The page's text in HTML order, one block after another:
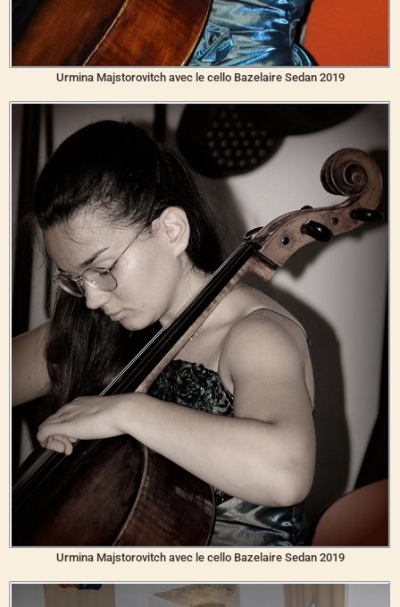
Urmina Majstorovitch avec le cello Bazelaire Sedan 2019
Urmina Majstorovitch avec le cello Bazelaire Sedan 2019